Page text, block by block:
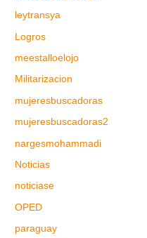
leytransya
Logros
meestalloelojo
Militarizacion
mujeresbuscadoras
mujeresbuscadoras2
nargesmohammadi
Noticias
noticiase
OPED
paraguay